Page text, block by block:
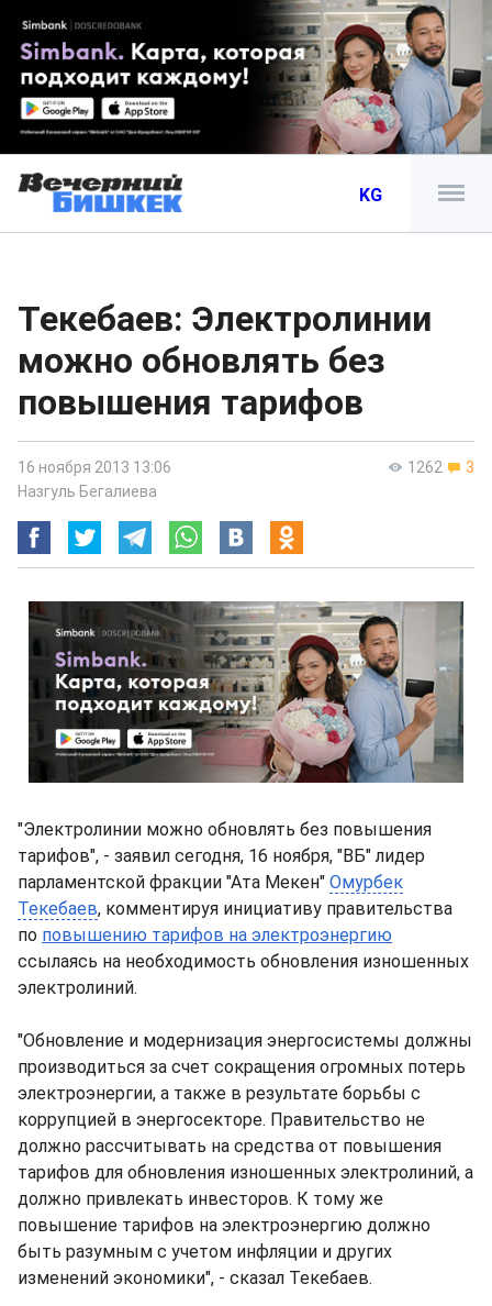
KG
Текебаев: Электролинии
можно обновлять без
повышения тарифов
1262 3
16 ноября 2013 13:06
Назгуль Бегалиева
"Электролинии можно обновлять без повышения
тарифов", - заявил сегодня, 16 ноября, "ВБ" лидер
парламентской фракции "Ата Мекен" Омурбек
Текебаев, комментируя инициативу правительства
по повышению тарифов на электроэнергию
ссылаясь на необходимость обновления изношенных
электролиний.
"Обновление и модернизация энергосистемы должны
производиться за счет сокращения огромных потерь
электроэнергии, а также в результате борьбы с
коррупцией в энергосекторе. Правительство не
должно рассчитывать на средства от повышения
тарифов для обновления изношенных электролиний, а
должно привлекать инвесторов. К тому же
повышение тарифов на электроэнергию должно
быть разумным с учетом инфляции и других
изменений экономики", - сказал Текебаев.